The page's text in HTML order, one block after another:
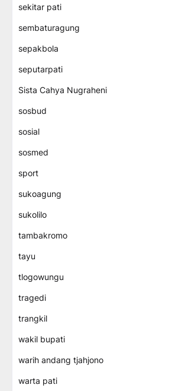
sekitar pati
sembaturagung
sepakbola
seputarpati
Sista Cahya Nugraheni
sosbud
sosial
sosmed
sport
sukoagung
sukolilo
tambakromo
tayu
tlogowungu
tragedi
trangkil
wakil bupati
warih andang tjahjono
warta pati